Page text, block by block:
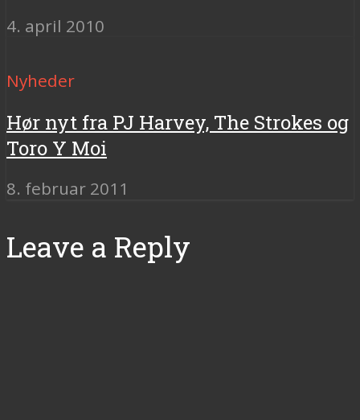
4. april 2010
Nyheder
Hør nyt fra PJ Harvey, The Strokes og
Toro Y Moi
8. februar 2011
Leave a Reply